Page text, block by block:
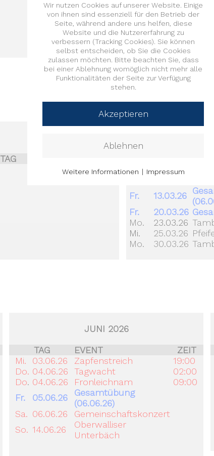
:
.
.
.
.
.
.
TAG
MÄRZ
Mo.
02.03.26
Fr.
13.03.26
Fr.
20.03.26
Mo.
23.03.26
Mi.
25.03.26
Mo.
30.03.26
JUNI 2026
TAG
EVENT
ZEIT
Mi.
03.06.26 Zapfenstreich
19:00
Do. 04.06.26 Tagwacht
02:00
Do. 04.06.26 Fronleichnam
09:00
Fr.
05.06.26
Gesamtübung
(06.06.26)
Sa. 06.06.26
Gemeinschaftskonzert
So. 14.06.26
Oberwalliser
Unterbäch
Wir nutzen Cookies auf unserer Website. Einige
von ihnen sind essenziell für den Betrieb der
Seite, während andere uns helfen, diese
Website und die Nutzererfahrung zu
verbessern (Tracking Cookies). Sie können
selbst entscheiden, ob Sie die Cookies
zulassen möchten. Bitte beachten Sie, dass
bei einer Ablehnung womöglich nicht mehr alle
Funktionalitäten der Seite zur Verfügung
stehen.
Akzeptieren
Ablehnen
Weitere Informationen | Impressum